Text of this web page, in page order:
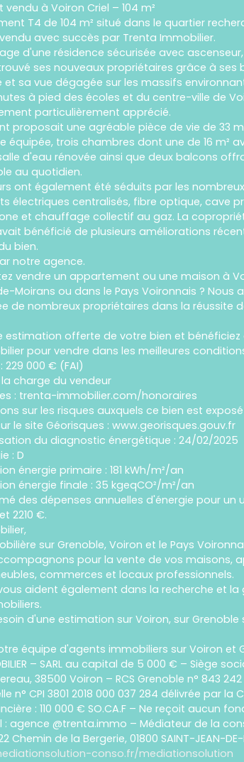
à Voiron Criel – 104 m²
T4 de 104 m² situé dans le quartier
avec succès par Trenta Immobilier.
d'une résidence sécurisée avec
ses nouveaux propriétaires grâce à ses
et sa vue dégagée sur les massifs
à pied des écoles et du centre-ville de
particulièrement apprécié.
proposait une agréable pièce de vie de 33
équipée, trois chambres dont une de 16 m²
d'eau rénovée ainsi que deux balcons
au quotidien.
ont également été séduits par les
électriques centralisés, fibre optique, cave
et chauffage collectif au gaz. La
bénéficié de plusieurs améliorations
bien.
notre agence.
vendre un appartement ou une maison à
Moirans ou dans le Pays Voironnais ? Nous
de nombreux propriétaires dans la réussite
estimation offerte de votre bien et bénéficiez
pour vendre dans les meilleures
229 000 € (FAI)
charge du vendeur
: trenta-immobilier.com/honoraires
sur les risques auxquels ce bien est
le site Géorisques : www.georisques.gouv.fr
du diagnostic énergétique : 24/02/2025
: D
énergie primaire : 181 kWh/m²/an
énergie finale : 35 kgeqCO²/m²/an
des dépenses annuelles d'énergie pour un
2210 €.
sur Grenoble, Voiron et le Pays
pour la vente de vos maisons,
commerces et locaux professionnels.
aident également dans la recherche et
d'une estimation sur Voiron, sur Grenoble
équipe d'agents immobiliers sur Voiron et
– SARL au capital de 5 000 € – Siège
38500 Voiron – RCS Grenoble n° 843
n° CPI 3801 2018 000 037 284 délivrée par la
: 110 000 € SO.CA.F – Ne reçoit aucun
: agence @trenta.immo – Médiateur de la
Chemin de la Bergerie, 01800 SAINT-JEAN-DE-
conso.fr/mediationsolution